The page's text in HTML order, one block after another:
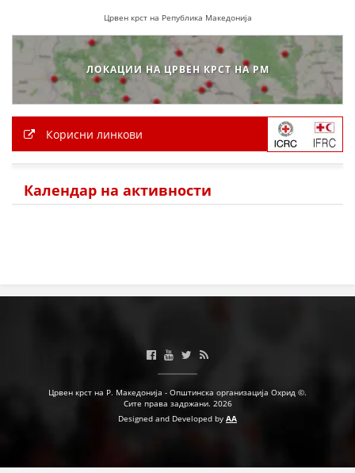
ФОРМУЛАРИ ЗА БАРАЊА
ЗДРАВСТВЕНО ПРЕВЕНТИВНА ДЕЈНОСТ
ПРВА ПОМОШ
ПРИРАЧНИЦИ
Црвен крст на Република Македонија
ЛОКАЦИИ НА ЦРВЕН КРСТ НА РМ
Корисни линкови
Календар на активности
Црвен крст на Р. Македонија - Општинска организација Охрид ©.
Сите права задржани. 2026
Designed and Developed by AA